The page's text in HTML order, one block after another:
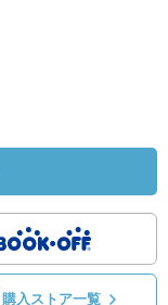
購入ストア一覧